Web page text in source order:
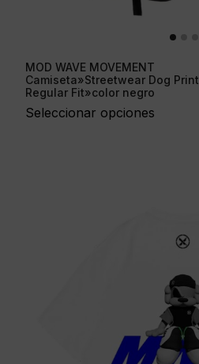
MOD WAVE MOVEMENT
Camiseta»Streetwear Dog Print
Regular Fit»color negro
Seleccionar opciones